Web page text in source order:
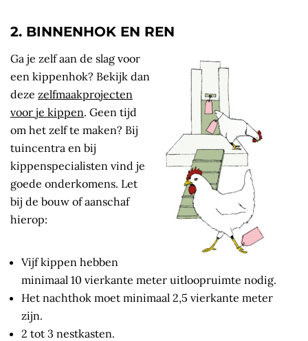
2. BINNENHOK EN REN
Ga je zelf aan de slag voor
een kippenhok? Bekijk dan
deze zelfmaakprojecten
voor je kippen. Geen tijd
om het zelf te maken? Bij
tuincentra en bij
kippenspecialisten vind je
goede onderkomens. Let
bij de bouw of aanschaf
hierop:
Vijf kippen hebben
minimaal 10 vierkante meter uitloopruimte nodig.
Het nachthok moet minimaal 2,5 vierkante meter
zijn.
2 tot 3 nestkasten.